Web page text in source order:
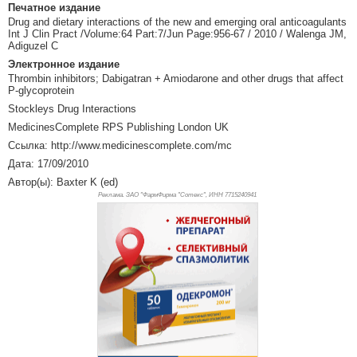
Печатное издание
Drug and dietary interactions of the new and emerging oral anticoagulants
Int J Clin Pract /Volume:64 Part:7/Jun Page:956-67 / 2010 / Walenga JM,
Adiguzel C
Электронное издание
Thrombin inhibitors; Dabigatran + Amiodarone and other drugs that affect
P-glycoprotein
Stockleys Drug Interactions
MedicinesComplete RPS Publishing London UK
Ссылка: http://www.medicinescomplete.com/mc
Дата: 17/09/2010
Автор(ы): Baxter K (ed)
Реклама. ЗАО "ФармФирма "Сотекс", ИНН 7715240941